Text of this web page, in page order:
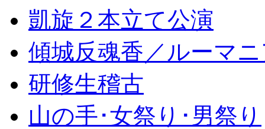
凱旋２本立て公演
傾城反魂香／ルーマ
研修生稽古
山の手･女祭り･男祭り